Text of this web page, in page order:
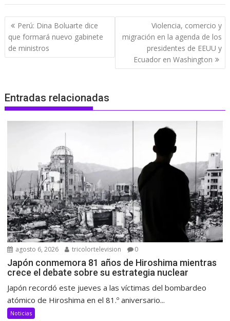
Navegación
de
entradas
Perú: Dina Boluarte dice
que formará nuevo gabinete
de ministros
Violencia, comercio y
migración en la agenda de los
presidentes de EEUU y
Ecuador en Washington
Entradas relacionadas
agosto 6, 2026 tricolortelevision 0
Japón conmemora 81 años de Hiroshima mientras
crece el debate sobre su estrategia nuclear
Japón recordó este jueves a las víctimas del bombardeo
atómico de Hiroshima en el 81.º aniversario...
Noticias